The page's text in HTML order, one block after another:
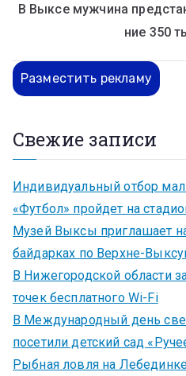
В Выксе мужчина
ние 350
Разместить рекламу
Свежие записи
Индивидуальный отбор
«Футбол» пройдет на
Музей Выксы приглашает
байдарках по Верхне-
В Нижегородской области
точек бесплатного Wi-Fi
В Международный день
посетили детский сад
Рыбная ловля на